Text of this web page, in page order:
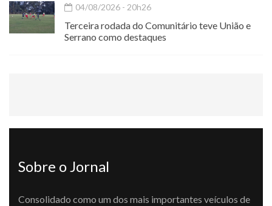
04/08/2026 - 20h26
Terceira rodada do Comunitário teve União e
Serrano como destaques
Sobre o Jornal
Consolidado como um dos mais importantes veículos de